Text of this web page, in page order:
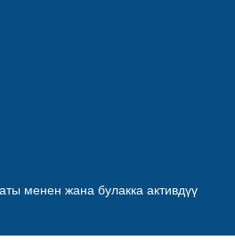
менен жана булакка активдүү